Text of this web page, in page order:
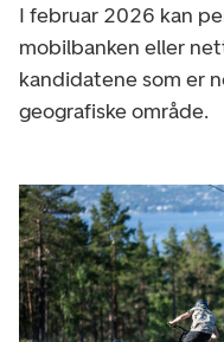
I februar 2026 kan
mobilbanken eller
kandidatene som er
geografiske område.